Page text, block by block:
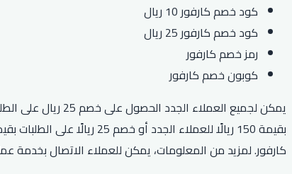
كود خصم كارفور 10 ريال
كود خصم كارفور 25 ريال
رمز خصم كارفور
كوبون خصم كارفور
كارفور. لمزيد من المعلومات، يمكن للعملاء الاتصال بخدمة عملاء